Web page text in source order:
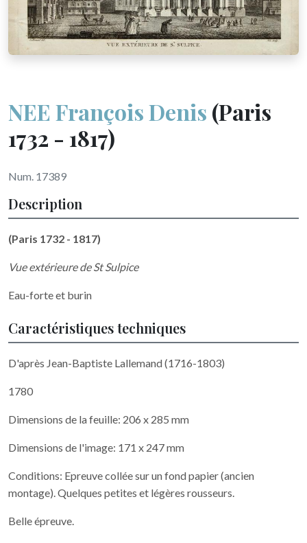
NEE François Denis (Paris
1732 - 1817)
Num. 17389
Description
(Paris 1732 - 1817)
Vue extérieure de St Sulpice
Eau-forte et burin
Caractéristiques techniques
D'après Jean-Baptiste Lallemand (1716-1803)
1780
Dimensions de la feuille: 206 x 285 mm
Dimensions de l'image: 171 x 247 mm
Conditions: Epreuve collée sur un fond papier (ancien
montage). Quelques petites et légères rousseurs.
Belle épreuve.